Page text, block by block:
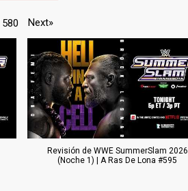
580 Next»
Revisión de WWE SummerSlam 2026
(Noche 1) | A Ras De Lona #595